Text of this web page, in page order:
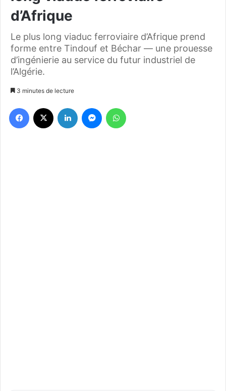
d’Afrique
Le plus long viaduc ferroviaire d’Afrique prend
forme entre Tindouf et Béchar — une prouesse
d’ingénierie au service du futur industriel de
l’Algérie.
3 minutes de lecture